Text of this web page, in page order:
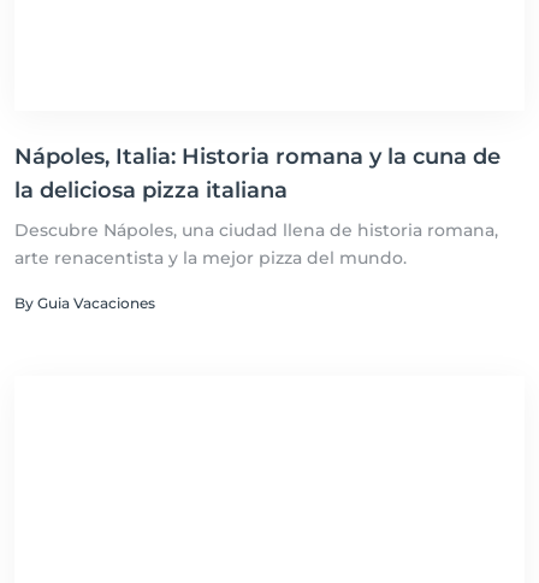
Nápoles, Italia: Historia romana y la cuna de
la deliciosa pizza italiana
Descubre Nápoles, una ciudad llena de historia romana,
arte renacentista y la mejor pizza del mundo.
By Guia Vacaciones